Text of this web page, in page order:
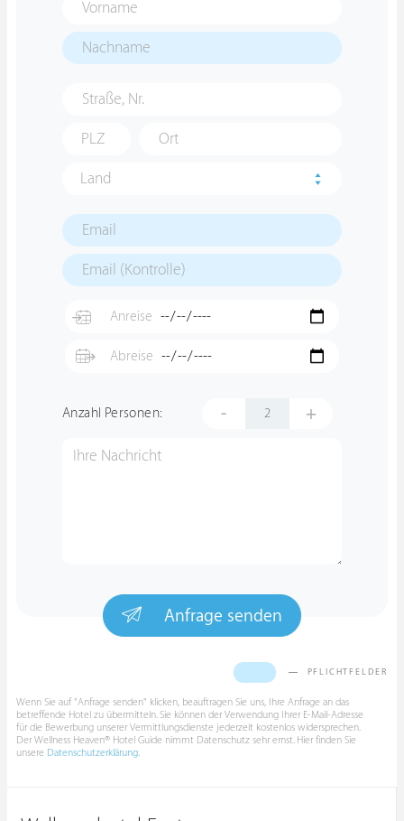
Land
Anzahl Personen: - +
Anfrage senden
PFLICHTFELDER
Wenn Sie auf "Anfrage senden" klicken, beauftragen Sie uns, Ihre Anfrage an das
betreffende Hotel zu übermitteln. Sie können der Verwendung Ihrer E-Mail-Adresse
für die Bewerbung unserer Vermittlungsdienste jederzeit kostenlos widersprechen.
Der Wellness Heaven® Hotel Guide nimmt Datenschutz sehr ernst. Hier finden Sie
unsere Datenschutzerklärung.